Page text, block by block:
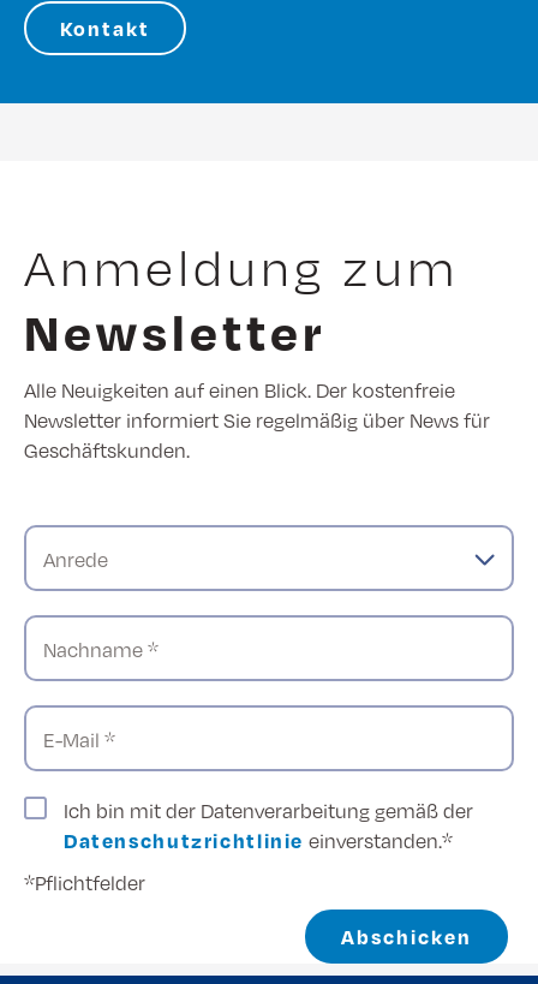
Kontakt
Anmeldung zum
Newsletter
Alle Neuigkeiten auf einen Blick. Der kostenfreie
Newsletter informiert Sie regelmäßig über News für
Geschäftskunden.
Anrede
Nachname *
E-Mail *
Ich bin mit der Datenverarbeitung gemäß der
Datenschutzrichtlinie einverstanden.*
*Pflichtfelder
Abschicken